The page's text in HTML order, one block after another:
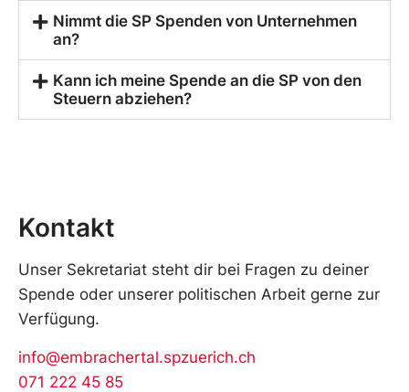
Nimmt die SP Spenden von Unternehmen
an?
Kann ich meine Spende an die SP von den
Steuern abziehen?
Kontakt
Unser Sekretariat steht dir bei Fragen zu deiner
Spende oder unserer politischen Arbeit gerne zur
Verfügung.
info@embrachertal.spzuerich.ch
071 222 45 85